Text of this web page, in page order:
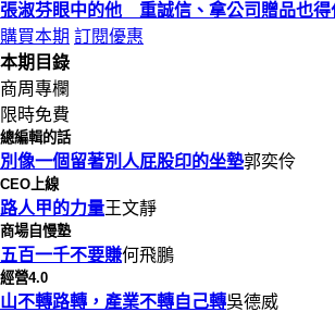
張淑芬眼中的他 重誠信、拿公司贈品也得
購買本期 訂閱優惠
本期目錄
商周專欄
限時免費
總編輯的話
別像一個留著別人屁股印的坐墊郭奕伶
CEO上線
路人甲的力量王文靜
商場自慢塾
五百一千不要賺何飛鵬
經營4.0
山不轉路轉，產業不轉自己轉吳德威